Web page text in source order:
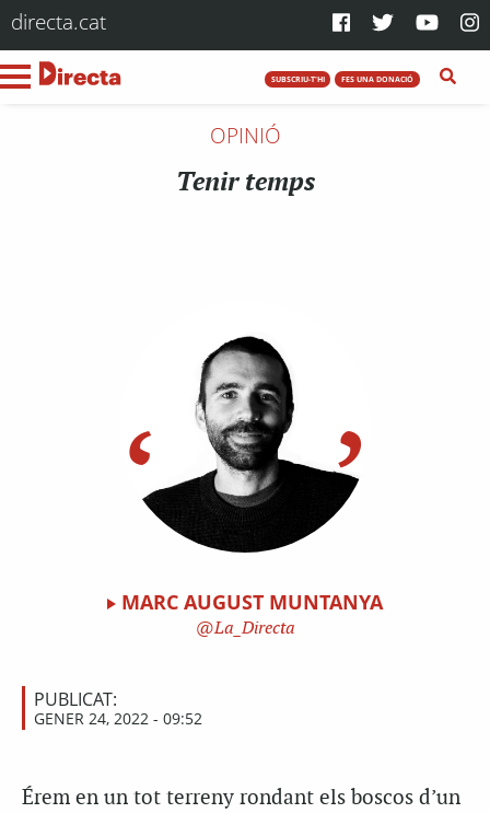
directa.cat
SUBSCRIU-T'HI FES UNA DONACIÓ
OPINIÓ
Tenir temps
MARC AUGUST MUNTANYA
La_Directa
PUBLICAT:
GENER 24, 2022 - 09:52
Érem en un tot terreny rondant els boscos d’un